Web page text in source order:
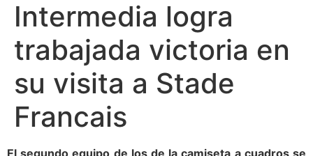
Intermedia logra
trabajada victoria en
su visita a Stade
Francais
El segundo equipo de los de la camiseta a cuadros se